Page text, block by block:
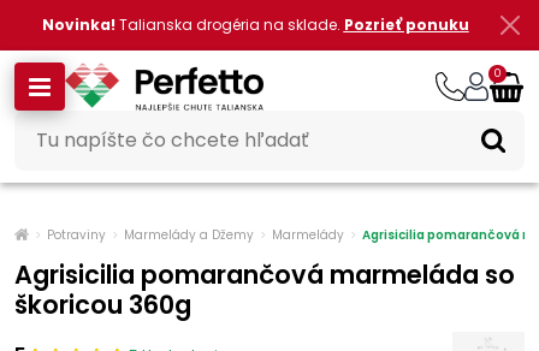
Novinka! Talianska drogéria na sklade. Pozrieť ponuku
0
Potraviny Marmelády a Džemy Marmelády Agrisicilia pomarančová
Agrisicilia pomarančová marmeláda so
škoricou 360g